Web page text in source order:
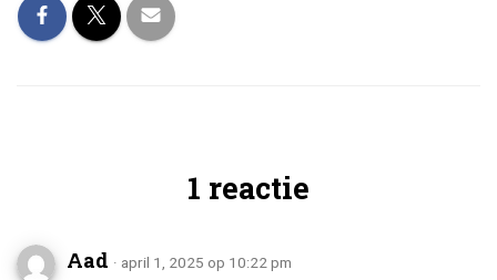
1 reactie
Aad · april 1, 2025 op 10:22 pm